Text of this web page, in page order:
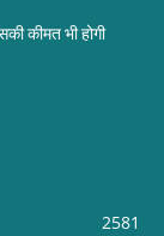
कीमत भी होगी
2581